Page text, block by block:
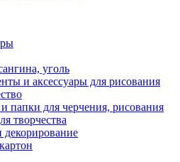
уголь
и аксессуары для рисования
папки для черчения, рисования
творчества
декорирование